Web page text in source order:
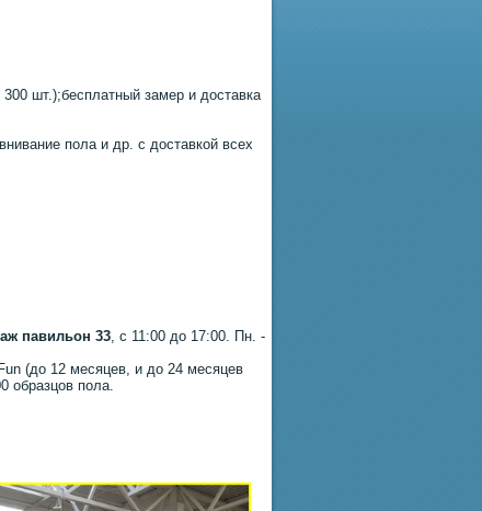
шт.);бесплатный замер и доставка
пола и др. с доставкой всех
павильон 33, с 11:00 до 17:00. Пн. -
(до 12 месяцев, и до 24 месяцев
образцов пола.